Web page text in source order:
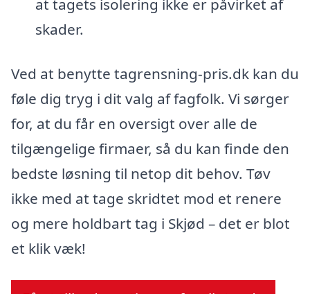
at tagets isolering ikke er påvirket af
skader.
Ved at benytte tagrensning-pris.dk kan du
føle dig tryg i dit valg af fagfolk. Vi sørger
for, at du får en oversigt over alle de
tilgængelige firmaer, så du kan finde den
bedste løsning til netop dit behov. Tøv
ikke med at tage skridtet mod et renere
og mere holdbart tag i Skjød – det er blot
et klik væk!